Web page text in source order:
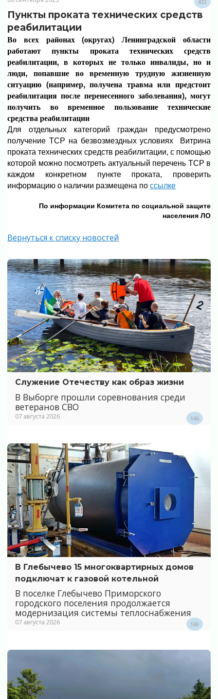
432
Пункты проката технических средств
реабилитации
Во всех районах (округах) Ленинградской области
работают пункты проката технических средств
реабилитации, в которых не только инвалиды, но и
люди, попавшие во временную трудную жизненную
ситуацию (например, получена травма или предстоит
реабилитация после перенесенного заболевания), могут
получить во временное пользование технические
средства реабилитации
Для отдельных категорий граждан предусмотрено
получение ТСР на безвозмездных условиях Витрина
проката технических средств реабилитации, с помощью
которой можно посмотреть актуальный перечень ТСР в
каждом конкретном пункте проката, проверить
информацию о наличии размещена по ссылке
По информации Комитета по социальной защите
населения ЛО
Вернуться к списку новостей
Служение Отечеству как образ жизни
В Выборге прошли соревнования среди
ветеранов СВО
07 августа 2026 146
В Глебычево 15 многоквартирных домов
подключат к газовой котельной
В поселке Глебычево Приморского
городского поселения продолжается
модернизация системы теплоснабжения
07 августа 2026 169